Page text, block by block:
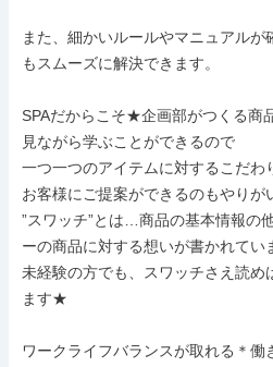
また、細かいルールやマニュアルが
もスムーズに解決できます。
SPAだからこそ★企画部がつくる商
見ながら学ぶことができるので
一つ一つのアイテムに対するこだわ
お客様にご提案ができるのもやりが
”スワッチ”とは…商品の基本情報の
ーの商品に対する想いが書かれてい
未経験の方でも、スワッチさえ読め
ます★
ワークライフバランスが取れる＊働